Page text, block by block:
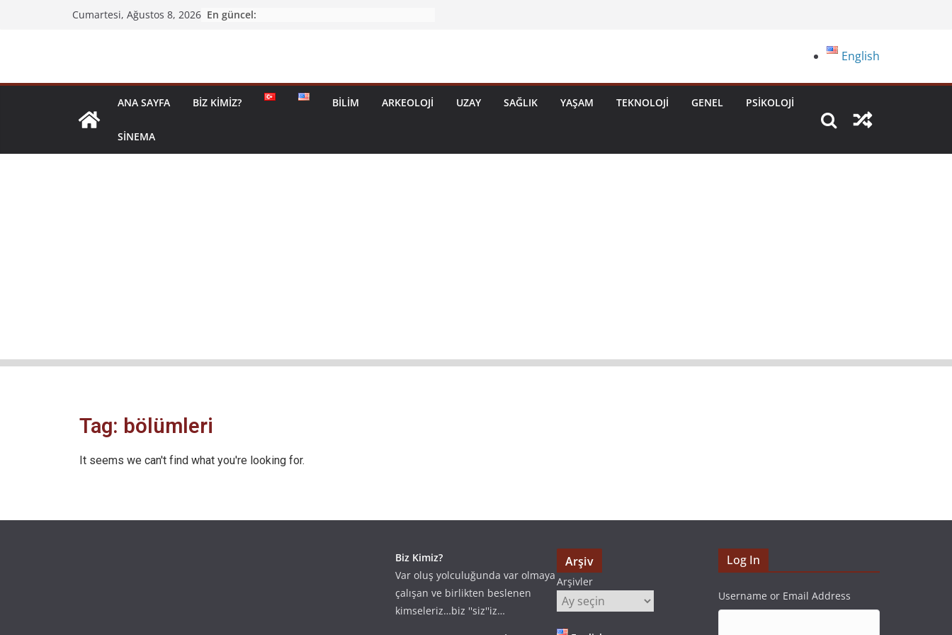
Cumartesi, Ağustos 8, 2026 En güncel:
English
ANA SAYFA BIZ KIMIZ? BILIM ARKEOLOJI UZAY SAĞLIK YAŞAM TEKNOLOJI GENEL PSIKOLOJI
SINEMA
Tag: bölümleri
It seems we can't find what you're looking for.
Biz Kimiz?
Var oluş yolculuğunda var olmaya
çalışan ve birlikten beslenen
kimseleriz…biz ''siz''iz…
Arşiv
Arşivler
Log In
Username or Email Address